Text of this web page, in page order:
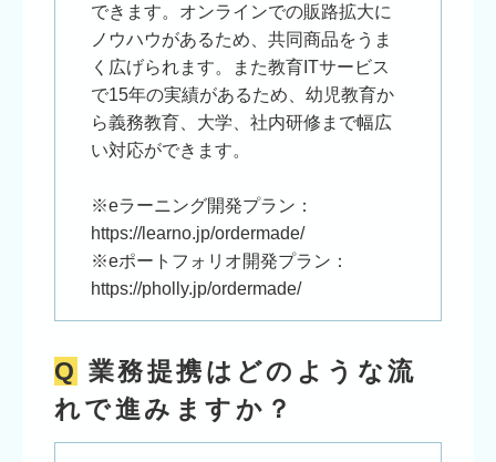
できます。オンラインでの販路拡大に
ノウハウがあるため、共同商品をうま
く広げられます。また教育ITサービス
で15年の実績があるため、幼児教育か
ら義務教育、大学、社内研修まで幅広
い対応ができます。
※eラーニング開発プラン：
https://learno.jp/ordermade/
※eポートフォリオ開発プラン：
https://pholly.jp/ordermade/
Q 業務提携はどのような流
れで進みますか？